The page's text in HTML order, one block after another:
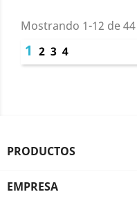
Mostrando 1-12 de
1 2 3 4
PRODUCTOS
EMPRESA